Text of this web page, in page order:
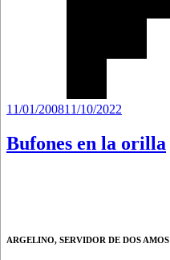
Publicado
11/01/200811/10/2022
Bufones en la orilla
ARGELINO, SERVIDOR DE DOS AMOS